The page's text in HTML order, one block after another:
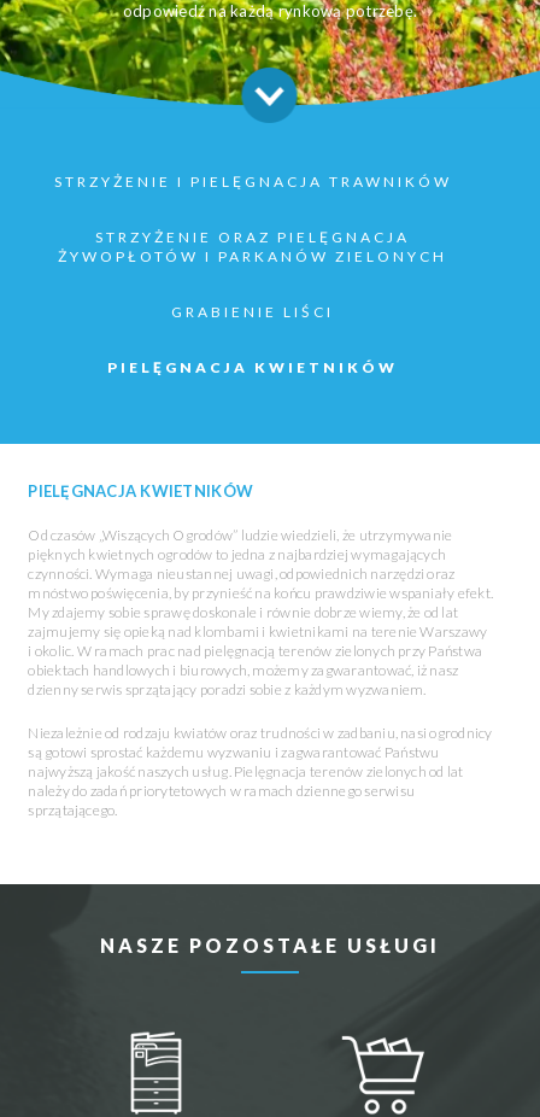
odpowiedź na każdą rynkową potrzebę.
STRZYŻENIE I PIELĘGNACJA TRAWNIKÓW
STRZYŻENIE ORAZ PIELĘGNACJA
ŻYWOPŁOTÓW I PARKANÓW ZIELONYCH
GRABIENIE LIŚCI
PIELĘGNACJA KWIETNIKÓW
PIELĘGNACJA KWIETNIKÓW
Od czasów „Wiszących Ogrodów” ludzie wiedzieli, że utrzymywanie
pięknych kwietnych ogrodów to jedna z najbardziej wymagających
czynności. Wymaga nieustannej uwagi, odpowiednich narzędzi oraz
mnóstwo poświęcenia, by przynieść na końcu prawdziwie wspaniały efekt.
My zdajemy sobie sprawę doskonale i równie dobrze wiemy, że od lat
zajmujemy się opieką nad klombami i kwietnikami na terenie Warszawy
i okolic. W ramach prac nad pielęgnacją terenów zielonych przy Państwa
obiektach handlowych i biurowych, możemy zagwarantować, iż nasz
dzienny serwis sprzątający poradzi sobie z każdym wyzwaniem.
Niezależnie od rodzaju kwiatów oraz trudności w zadbaniu, nasi ogrodnicy
są gotowi sprostać każdemu wyzwaniu i zagwarantować Państwu
najwyższą jakość naszych usług. Pielęgnacja terenów zielonych od lat
należy do zadań priorytetowych w ramach dziennego serwisu
sprzątającego.
NASZE POZOSTAŁE USŁUGI